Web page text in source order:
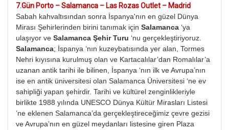
7.Gün Porto – Salamanca – Las Rozas Outlet – Madrid
Sabah kahvaltısından sonra İspanya'nın en güzel Dünya
Mirası Şehirlerinden birini tanımak için Salamanca ‘ya
ulaşıyor ve Salamanca Şehir Turu ‘nu gerçekleştiriyoruz.
Salamanca; İspanya ‘nın kuzeybatısında yer alan, Tormes
Nehri kıyısına kurulmuş olan ve Kartacalılar’dan Romalılar’a
uzanan antik tarihi ile bilinen, İspanya ‘nın ilk ve Avrupa’nın
ise en antik üniversitesi olan Salamanca Üniversitesi ‘ne ev
sahipliği yapan şehirdir. Tarihi ve kültürel zenginlikleriyle
birlikte 1988 yılında UNESCO Dünya Kültür Mirasları Listesi
‘ne eklenen Salamanca’da gerçekleştireceğimiz çevre gezisi
ve Avrupa’nın en güzel meydanları listesine giren Plaza